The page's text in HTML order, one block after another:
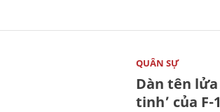
QUÂN SỰ
Dàn tên
tinh’ của